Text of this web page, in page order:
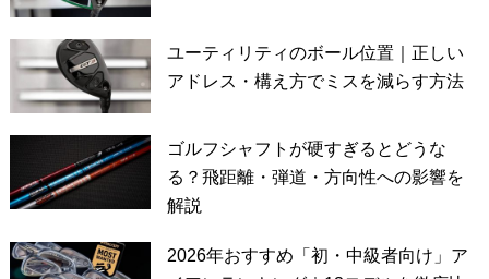
ユーティリティのボール位置｜正しい
アドレス・構え方でミスを減らす方法
ゴルフシャフトが硬すぎるとどうな
る？飛距離・弾道・方向性への影響を
解説
2026年おすすめ「初・中級者向け」ア